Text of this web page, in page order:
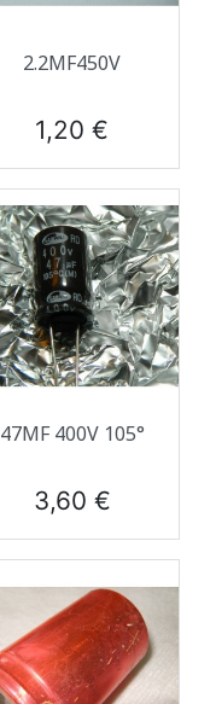
2.2ΜF450V
Prix
1,20 €
47ΜF 400V 105°
Prix
3,60 €